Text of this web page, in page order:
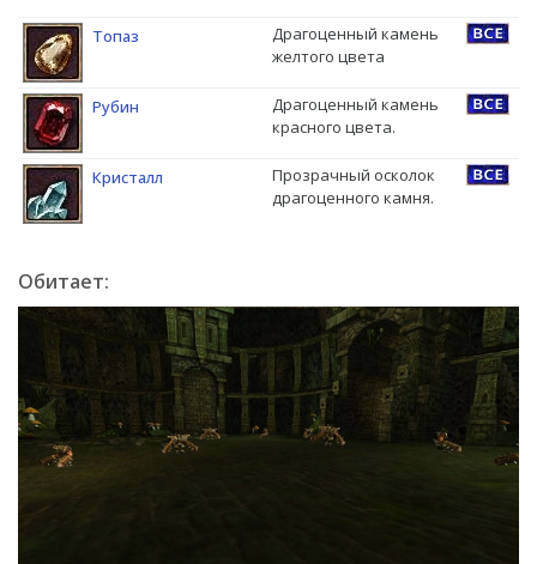
Топаз
Драгоценный камень
желтого цвета
Рубин
Драгоценный камень
красного цвета.
Кристалл
Прозрачный осколок
драгоценного камня.
Обитает: